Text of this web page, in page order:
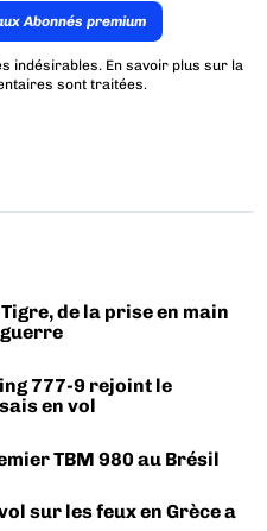
Abonnés premium
indésirables. En savoir plus sur la
sont traitées.
de la prise en main
777-9 rejoint le
en vol
TBM 980 au Brésil
sur les feux en Grèce a